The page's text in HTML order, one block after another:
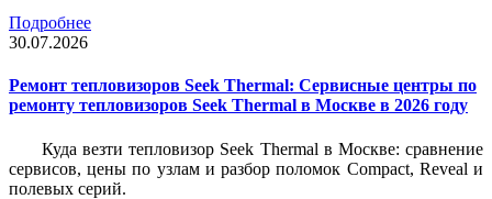
Подробнее
30.07.2026
Ремонт тепловизоров Seek Thermal: Сервисные центры по
ремонту тепловизоров Seek Thermal в Москве в 2026 году
Куда везти тепловизор Seek Thermal в Москве: сравнение
сервисов, цены по узлам и разбор поломок Compact, Reveal и
полевых серий.